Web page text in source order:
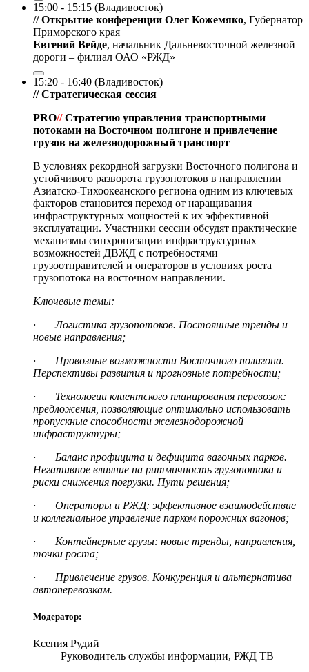
15:00 - 15:15 (Владивосток)
// Открытие конференции Олег Кожемяко, Губернатор
Приморского края
Евгений Вейде, начальник Дальневосточной железной
дороги – филиал ОАО «РЖД»
15:20 - 16:40 (Владивосток)
// Стратегическая сессия
PRO//Стратегию управления транспортными
потоками на Восточном полигоне и привлечение
грузов на железнодорожный транспорт
В условиях рекордной загрузки Восточного полигона и
устойчивого разворота грузопотоков в направлении
Азиатско-Тихоокеанского региона одним из ключевых
факторов становится переход от наращивания
инфраструктурных мощностей к их эффективной
эксплуатации. Участники сессии обсудят практические
механизмы синхронизации инфраструктурных
возможностей ДВЖД с потребностями
грузоотправителей и операторов в условиях роста
грузопотока на восточном направлении.
Ключевые темы:
· Логистика грузопотоков. Постоянные тренды и
новые направления;
· Провозные возможности Восточного полигона.
Перспективы развития и прогнозные потребности;
· Технологии клиентского планирования перевозок:
предложения, позволяющие оптимально использовать
пропускные способности железнодорожной
инфраструктуры;
· Баланс профицита и дефицита вагонных парков.
Негативное влияние на ритмичность грузопотока и
риски снижения погрузки. Пути решения;
· Операторы и РЖД: эффективное взаимодействие
и коллегиальное управление парком порожних вагонов;
· Контейнерные грузы: новые тренды, направления,
точки роста;
· Привлечение грузов. Конкуренция и альтернатива
автоперевозкам.
Модератор:
Ксения Рудий
Руководитель службы информации, РЖД ТВ